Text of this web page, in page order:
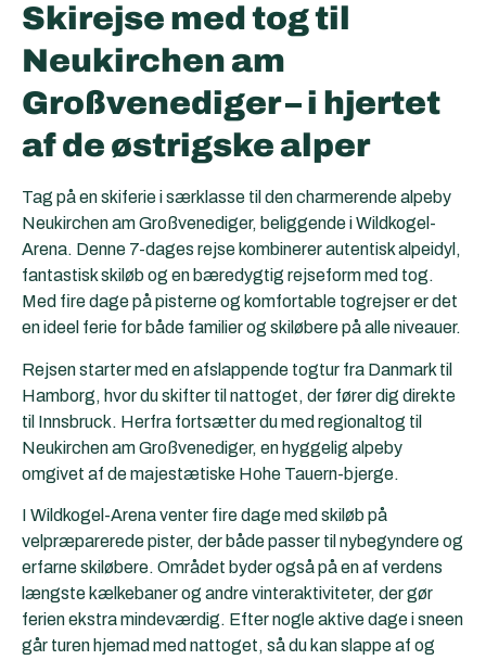
Skirejse med tog til
Neukirchen am
Großvenediger – i hjertet
af de østrigske alper
Tag på en skiferie i særklasse til den charmerende alpeby
Neukirchen am Großvenediger, beliggende i Wildkogel-
Arena. Denne 7-dages rejse kombinerer autentisk alpeidyl,
fantastisk skiløb og en bæredygtig rejseform med tog.
Med fire dage på pisterne og komfortable togrejser er det
en ideel ferie for både familier og skiløbere på alle niveauer.
Rejsen starter med en afslappende togtur fra Danmark til
Hamborg, hvor du skifter til nattoget, der fører dig direkte
til Innsbruck. Herfra fortsætter du med regionaltog til
Neukirchen am Großvenediger, en hyggelig alpeby
omgivet af de majestætiske Hohe Tauern-bjerge.
I Wildkogel-Arena venter fire dage med skiløb på
velpræparerede pister, der både passer til nybegyndere og
erfarne skiløbere. Området byder også på en af verdens
længste kælkebaner og andre vinteraktiviteter, der gør
ferien ekstra mindeværdig. Efter nogle aktive dage i sneen
går turen hjemad med nattoget, så du kan slappe af og